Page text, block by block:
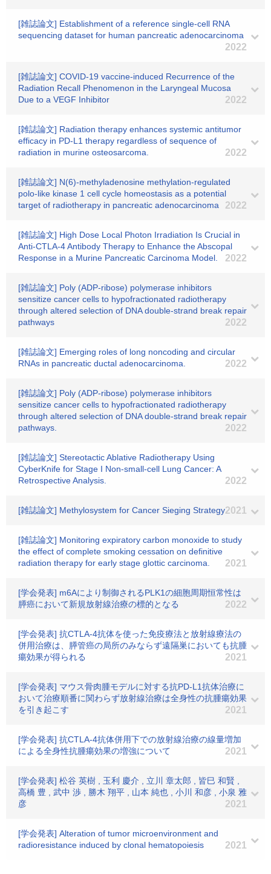
[雑誌論文] Establishment of a reference single-cell RNA
sequencing dataset for human pancreatic adenocarcinoma
2022
[雑誌論文] COVID-19 vaccine-induced Recurrence of the
Radiation Recall Phenomenon in the Laryngeal Mucosa
Due to a VEGF Inhibitor
2022
[雑誌論文] Radiation therapy enhances systemic antitumor
efficacy in PD-L1 therapy regardless of sequence of
radiation in murine osteosarcoma.
2022
[雑誌論文] N(6)-methyladenosine methylation-regulated
polo-like kinase 1 cell cycle homeostasis as a potential
target of radiotherapy in pancreatic adenocarcinoma
2022
[雑誌論文] High Dose Local Photon Irradiation Is Crucial in
Anti-CTLA-4 Antibody Therapy to Enhance the Abscopal
Response in a Murine Pancreatic Carcinoma Model.
2022
[雑誌論文] Poly (ADP-ribose) polymerase inhibitors
sensitize cancer cells to hypofractionated radiotherapy
through altered selection of DNA double-strand break repair
pathways
2022
[雑誌論文] Emerging roles of long noncoding and circular
RNAs in pancreatic ductal adenocarcinoma.
2022
[雑誌論文] Poly (ADP-ribose) polymerase inhibitors
sensitize cancer cells to hypofractionated radiotherapy
through altered selection of DNA double-strand break repair
pathways.
2022
[雑誌論文] Stereotactic Ablative Radiotherapy Using
CyberKnife for Stage I Non-small-cell Lung Cancer: A
Retrospective Analysis.
2022
[雑誌論文] Methylosystem for Cancer Sieging Strategy2021
[雑誌論文] Monitoring expiratory carbon monoxide to study
the effect of complete smoking cessation on definitive
radiation therapy for early stage glottic carcinoma.
2021
[学会発表] m6Aにより制御されるPLK1の細胞周期恒常性は
膵癌において新規放射線治療の標的となる
2022
[学会発表] 抗CTLA-4抗体を使った免疫療法と放射線療法の
併用治療は、膵管癌の局所のみならず遠隔巣においても抗腫
瘍効果が得られる
2021
[学会発表] マウス骨肉腫モデルに対する抗PD-L1抗体治療に
おいて治療順番に関わらず放射線治療は全身性の抗腫瘍効果
を引き起こす
2021
[学会発表] 抗CTLA-4抗体併用下での放射線治療の線量増加
による全身性抗腫瘍効果の増強について
2021
[学会発表] 松谷 英樹 , 玉利 慶介 , 立川 章太郎 , 皆巳 和賢 ,
高橋 豊 , 武中 渉 , 勝木 翔平 , 山本 純也 , 小川 和彦 , 小泉 雅
彦
2021
[学会発表] Alteration of tumor microenvironment and
radioresistance induced by clonal hematopoiesis
2021